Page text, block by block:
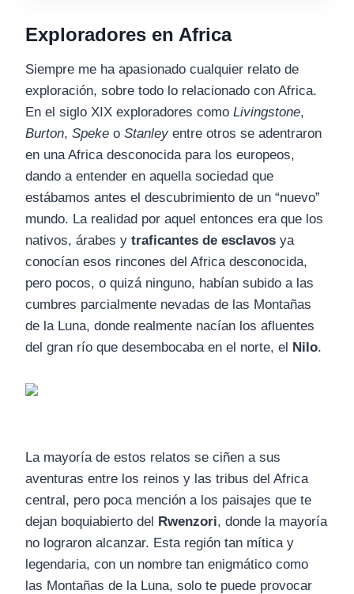
Exploradores en Africa
Siempre me ha apasionado cualquier relato de
exploración, sobre todo lo relacionado con Africa.
En el siglo XIX exploradores como Livingstone,
Burton, Speke o Stanley entre otros se adentraron
en una Africa desconocida para los europeos,
dando a entender en aquella sociedad que
estábamos antes el descubrimiento de un “nuevo”
mundo. La realidad por aquel entonces era que los
nativos, árabes y traficantes de esclavos ya
conocían esos rincones del Africa desconocida,
pero pocos, o quizá ninguno, habían subido a las
cumbres parcialmente nevadas de las Montañas
de la Luna, donde realmente nacían los afluentes
del gran río que desembocaba en el norte, el Nilo.
La mayoría de estos relatos se ciñen a sus
aventuras entre los reinos y las tribus del Africa
central, pero poca mención a los paisajes que te
dejan boquiabierto del Rwenzori, donde la mayoría
no lograron alcanzar. Esta región tan mítica y
legendaria, con un nombre tan enigmático como
las Montañas de la Luna, solo te puede provocar